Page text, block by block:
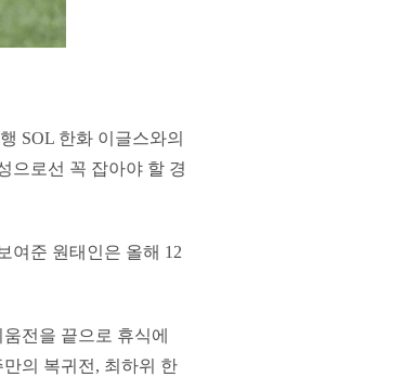
SOL 한화 이글스와의
으로선 꼭 잡아야 할 경
여준 원태인은 올해 12
전을 끝으로 휴식에
의 복귀전, 최하위 한